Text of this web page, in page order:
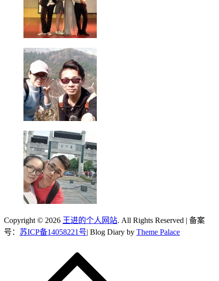
Copyright © 2026 王进的个人网站. All Rights Reserved | 备案
号： 苏ICP备14058221号 | Blog Diary by Theme Palace